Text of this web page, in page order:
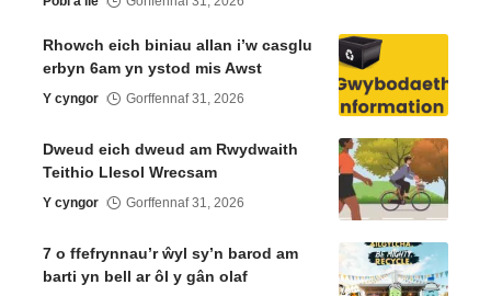
Rhowch eich biniau allan i’w casglu
erbyn 6am yn ystod mis Awst
Y cyngor Gorffennaf 31, 2026
Dweud eich dweud am Rwydwaith
Teithio Llesol Wrecsam
Y cyngor Gorffennaf 31, 2026
7 o ffefrynnau’r ŵyl sy’n barod am
barti yn bell ar ôl y gân olaf